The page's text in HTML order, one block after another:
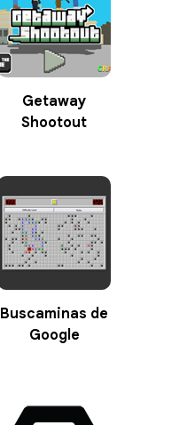
Getaway
Shootout
Buscaminas de
Google